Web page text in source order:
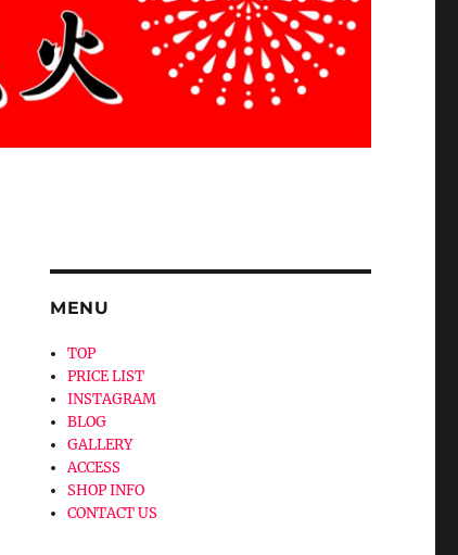
MENU
TOP
PRICE LIST
INSTAGRAM
BLOG
GALLERY
ACCESS
SHOP INFO
CONTACT US